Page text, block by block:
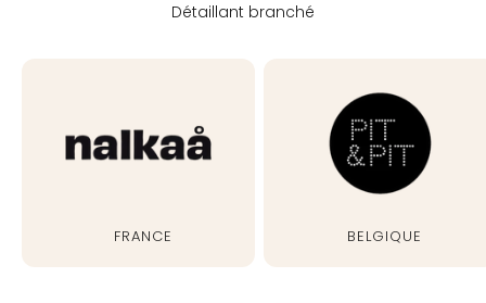
Détaillant branché
France Belgique